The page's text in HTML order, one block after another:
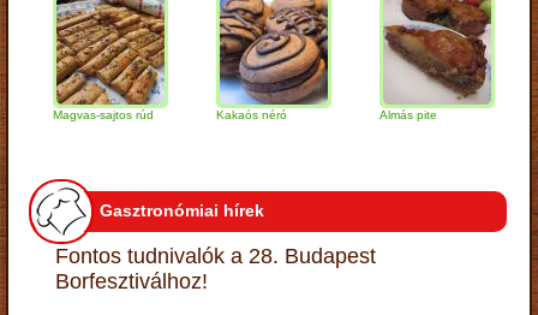
Magvas-sajtos rúd Kakaós néró Almás pite
Gasztronómiai hírek
Fontos tudnivalók a 28. Budapest
Borfesztiválhoz!